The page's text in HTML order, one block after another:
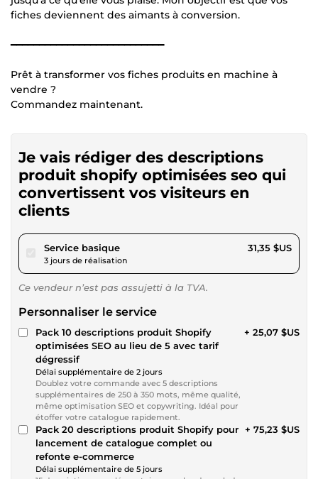
fiches deviennent des aimants à conversion.
━━━━━━━━━━━━━━━━━━━━━━━━━━━
Prêt à transformer vos fiches produits en machine à
vendre ?
Commandez maintenant.
Je vais rédiger des descriptions
produit shopify optimisées seo qui
convertissent vos visiteurs en
clients
Service basiquepour 28,89 $US
3 jours de réalisation
31,35 $US
Ce vendeur n’est pas assujetti à la TVA.
Personnaliser le service
Pack 10 descriptions produit Shopify
optimisées SEO au lieu de 5 avec tarif
dégressif
Délai supplémentaire de 2 jours
Doublez votre commande avec 5 descriptions
supplémentaires de 250 à 350 mots, même qualité,
même optimisation SEO et copywriting. Idéal pour
étoffer votre catalogue rapidement.
+ 25,07 $US
Pack 20 descriptions produit Shopify pour
lancement de catalogue complet ou
refonte e-commerce
Délai supplémentaire de 5 jours
+ 75,23 $US